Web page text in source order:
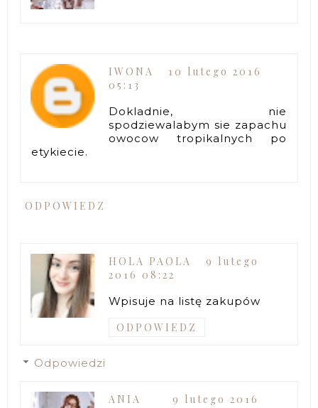
IWONA
10 lutego 2016
05:13
Dokladnie, nie
spodziewalabym sie zapachu
owocow tropikalnych po
etykiecie.
ODPOWIEDZ
HOLA PAOLA
9 lutego
2016 08:22
Wpisuje na listę zakupów
ODPOWIEDZ
Odpowiedzi
ANIA
9 lutego 2016